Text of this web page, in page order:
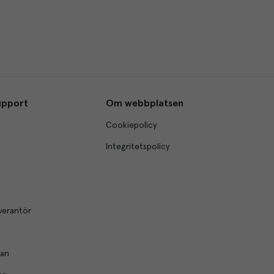
Om webbplatsen
Cookiepolicy
Integritetspolicy